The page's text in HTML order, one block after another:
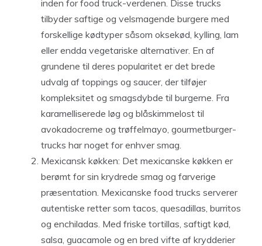
inden for food truck-verdenen. Disse trucks
tilbyder saftige og velsmagende burgere med
forskellige kødtyper såsom oksekød, kylling, lam
eller endda vegetariske alternativer. En af
grundene til deres popularitet er det brede
udvalg af toppings og saucer, der tilføjer
kompleksitet og smagsdybde til burgerne. Fra
karamelliserede løg og blåskimmelost til
avokadocreme og trøffelmayo, gourmetburger-
trucks har noget for enhver smag.
Mexicansk køkken: Det mexicanske køkken er
berømt for sin krydrede smag og farverige
præsentation. Mexicanske food trucks serverer
autentiske retter som tacos, quesadillas, burritos
og enchiladas. Med friske tortillas, saftigt kød,
salsa, guacamole og en bred vifte af krydderier